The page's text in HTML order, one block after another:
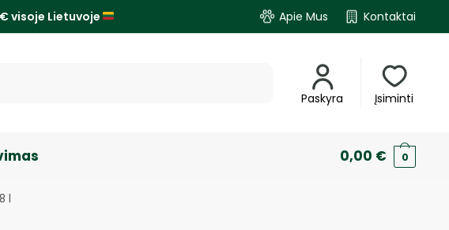
visoje Lietuvoje Apie Mus Kontaktai
Paskyra Įsiminti
0,00 € 0
l